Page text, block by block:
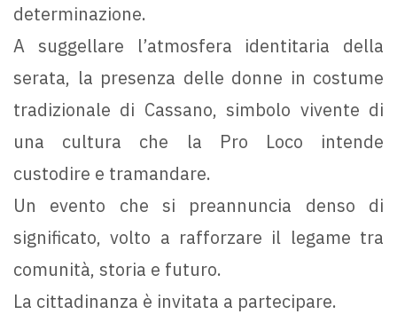
determinazione.
A suggellare l’atmosfera identitaria della
serata, la presenza delle donne in costume
tradizionale di Cassano, simbolo vivente di
una cultura che la Pro Loco intende
custodire e tramandare.
Un evento che si preannuncia denso di
significato, volto a rafforzare il legame tra
comunità, storia e futuro.
La cittadinanza è invitata a partecipare.